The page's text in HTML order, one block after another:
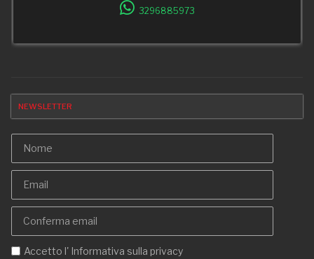
3296885973
NEWSLETTER
Accetto l' Informativa sulla privacy